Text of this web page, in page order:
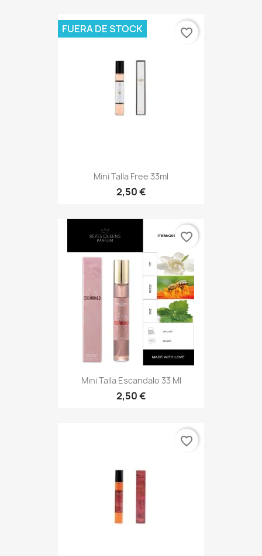
Mini Talla Free 33ml
2,50 €
FUERA DE STOCK favorite_border
Mini Talla Escandalo 33 Ml
2,50 €
favorite_border
favorite_border